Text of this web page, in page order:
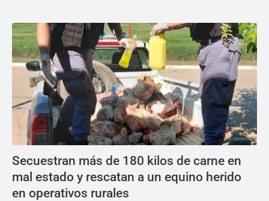
Secuestran más de 180 kilos de carne en
mal estado y rescatan a un equino herido
en operativos rurales